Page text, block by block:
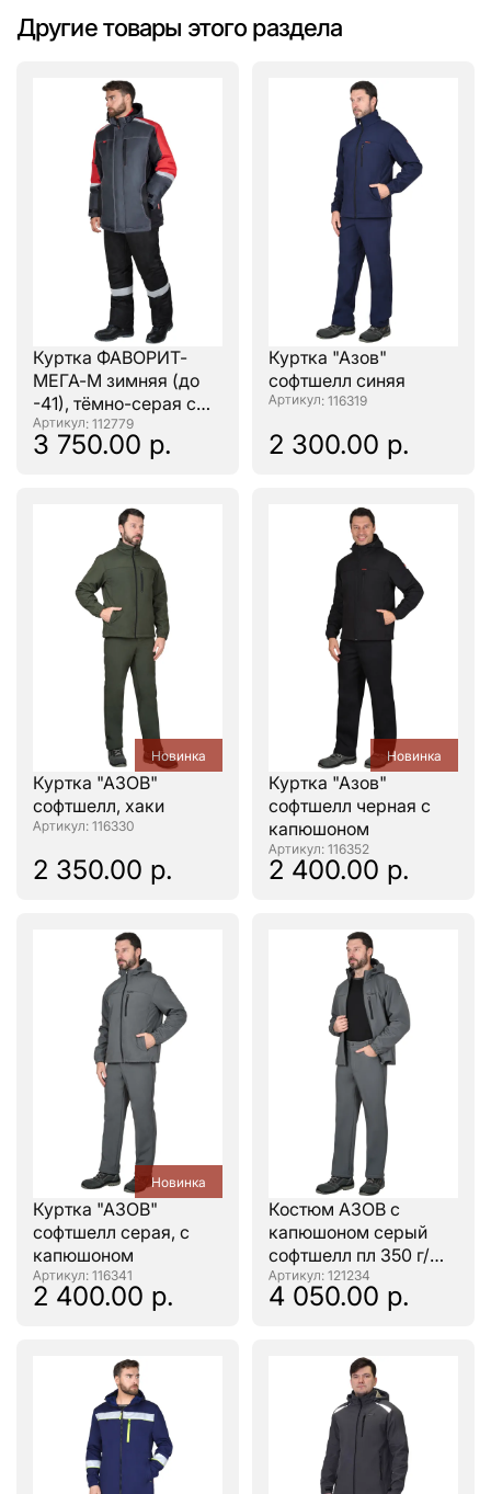
Другие товары этого раздела
Куртка ФАВОРИТ-
МЕГА-М зимняя (до
-41), тёмно-серая с
черным, красным и
СОП
: 112779
3 750.00 р.
Куртка "Азов"
софтшелл синяя
: 116319
2 300.00 р.
Новинка
Куртка "АЗОВ"
софтшелл, хаки
: 116330
2 350.00 р.
Новинка
Куртка "Азов"
софтшелл черная с
капюшоном
: 116352
2 400.00 р.
Новинка
Куртка "АЗОВ"
софтшелл серая, с
капюшоном
: 116341
2 400.00 р.
Костюм АЗОВ с
капюшоном серый
софтшелл пл 350 г/
кв.м
: 121234
4 050.00 р.